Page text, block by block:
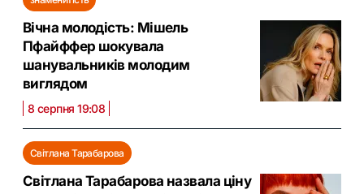
Вічна молодість: Мішель
Пфайффер шокувала
шанувальників молодим
виглядом
8 серпня 19:08
Світлана Тарабарова
Світлана Тарабарова назвала ціну